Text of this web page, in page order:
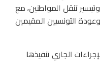
تنقل المواطنين، مع
التونسيين المقيمين
الجاري تنفيذها